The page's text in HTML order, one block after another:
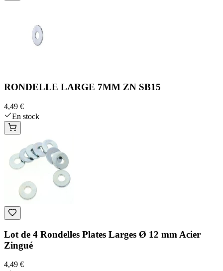
RONDELLE LARGE 7MM ZN SB15
4,49 €
En stock
Lot de 4 Rondelles Plates Larges Ø 12 mm Acier
Zingué
4,49 €